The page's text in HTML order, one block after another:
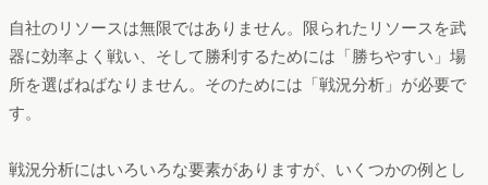
自社のリソースは無限ではありません。限られたリソースを武
器に効率よく戦い、そして勝利するためには「勝ちやすい」場
所を選ばねばなりません。そのためには「戦況分析」が必要で
す。
戦況分析にはいろいろな要素がありますが、いくつかの例とし